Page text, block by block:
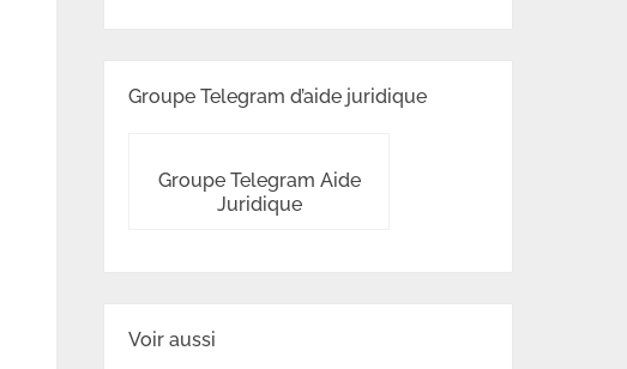
Groupe Telegram d’aide juridique
Groupe Telegram Aide
Juridique
Voir aussi